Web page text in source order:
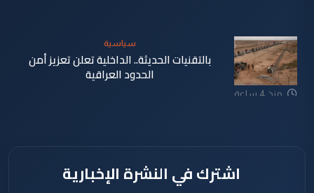
منذ 4 ساعة
سياسية
بالتقنيات الحديثة.. الداخلية تعلن تعزيز أمن
الحدود العراقية
اشترك في النشرة الإخبارية